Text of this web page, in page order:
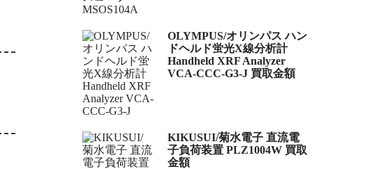
OLYMPUS/オリンパス ハン
ドヘルド蛍光X線分析計
Handheld XRF Analyzer
VCA-CCC-G3-J 買取金額
KIKUSUI/菊水電子 直流電
子負荷装置 PLZ1004W 買取
金額